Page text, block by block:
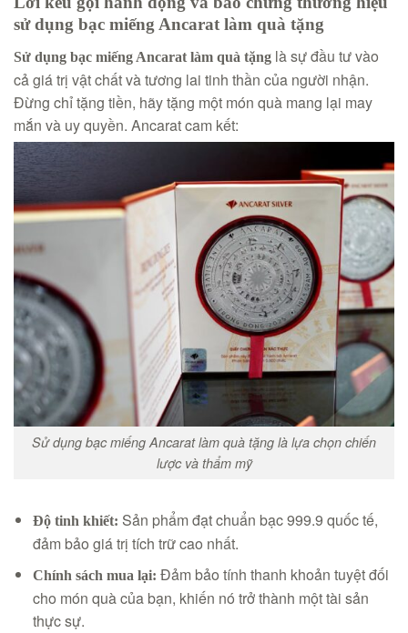
sử dụng bạc miếng Ancarat làm quà tặng
Sử dụng bạc miếng Ancarat làm quà tặng là sự đầu tư vào
cả giá trị vật chất và tương lai tinh thần của người nhận.
Đừng chỉ tặng tiền, hãy tặng một món quà mang lại may
mắn và uy quyền. Ancarat cam kết:
Sử dụng bạc miếng Ancarat làm quà tặng là lựa chọn chiến
lược và thẩm mỹ
Độ tinh khiết: Sản phẩm đạt chuẩn bạc 999.9 quốc tế,
đảm bảo giá trị tích trữ cao nhất.
Chính sách mua lại: Đảm bảo tính thanh khoản tuyệt đối
cho món quà của bạn, khiến nó trở thành một tài sản
thực sự.